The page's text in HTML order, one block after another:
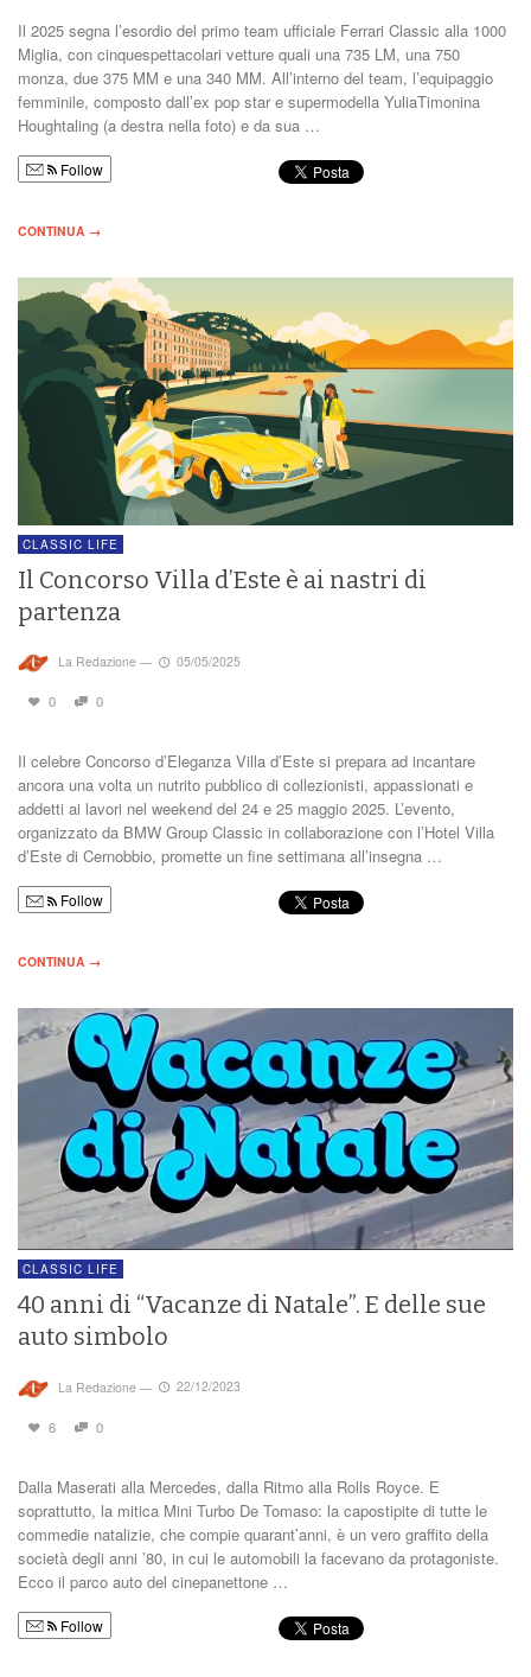
Il 2025 segna l’esordio del primo team ufficiale Ferrari Classic alla 1000
Miglia, con cinquespettacolari vetture quali una 735 LM, una 750
monza, due 375 MM e una 340 MM. All’interno del team, l’equipaggio
femminile, composto dall’ex pop star e supermodella YuliaTimonina
Houghtaling (a destra nella foto) e da sua …
Follow
CONTINUA →
CLASSIC LIFE
Il Concorso Villa d’Este è ai nastri di
partenza
La Redazione — 05/05/2025
0 0
Il celebre Concorso d’Eleganza Villa d’Este si prepara ad incantare
ancora una volta un nutrito pubblico di collezionisti, appassionati e
addetti ai lavori nel weekend del 24 e 25 maggio 2025. L’evento,
organizzato da BMW Group Classic in collaborazione con l’Hotel Villa
d’Este di Cernobbio, promette un fine settimana all’insegna …
Follow
CONTINUA →
CLASSIC LIFE
40 anni di “Vacanze di Natale”. E delle sue
auto simbolo
La Redazione — 22/12/2023
6 0
Dalla Maserati alla Mercedes, dalla Ritmo alla Rolls Royce. E
soprattutto, la mitica Mini Turbo De Tomaso: la capostipite di tutte le
commedie natalizie, che compie quarant’anni, è un vero graffito della
società degli anni ’80, in cui le automobili la facevano da protagoniste.
Ecco il parco auto del cinepanettone …
Follow